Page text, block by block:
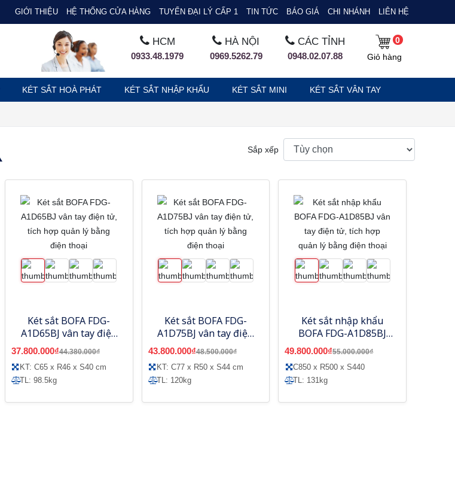
GIỚI THIỆU HỆ THỐNG CỬA HÀNG TUYỂN ĐẠI LÝ CẤP 1 TIN TỨC BÁO GIÁ CHI NHÁNH LIÊN HỆ
HCM
0933.48.1979
HÀ NỘI
0969.5262.79
CÁC TỈNH
0948.02.07.88
0
Giỏ hàng
KÉT SẮT HOÀ PHÁT KÉT SẮT NHẬP KHẨU KÉT SẮT MINI KÉT SẮT VÂN TAY
Sắp xếp
Két sắt BOFA FDG-
A1D65BJ vân tay điện
tử, tích hợp quản lý
bằng điện thoại
37.800.000₫44.380.000₫
KT: C65 x R46 x S40 cm
TL: 98.5kg
Két sắt BOFA FDG-
A1D75BJ vân tay điện
tử, tích hợp quản lý
bằng điện thoại
43.800.000₫48.500.000₫
KT: C77 x R50 x S44 cm
TL: 120kg
Két sắt nhập khẩu
BOFA FDG-A1D85BJ
vân tay điện tử, tích
hợp quản lý bằng điện
thoại
49.800.000₫55.000.000₫
C850 x R500 x S440
TL: 131kg